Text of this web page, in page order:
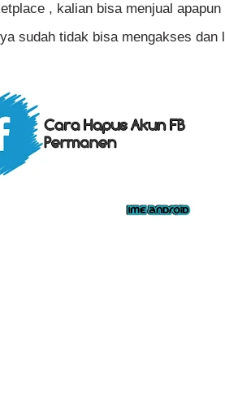
, kalian bisa menjual
sudah tidak bisa mengakses dan